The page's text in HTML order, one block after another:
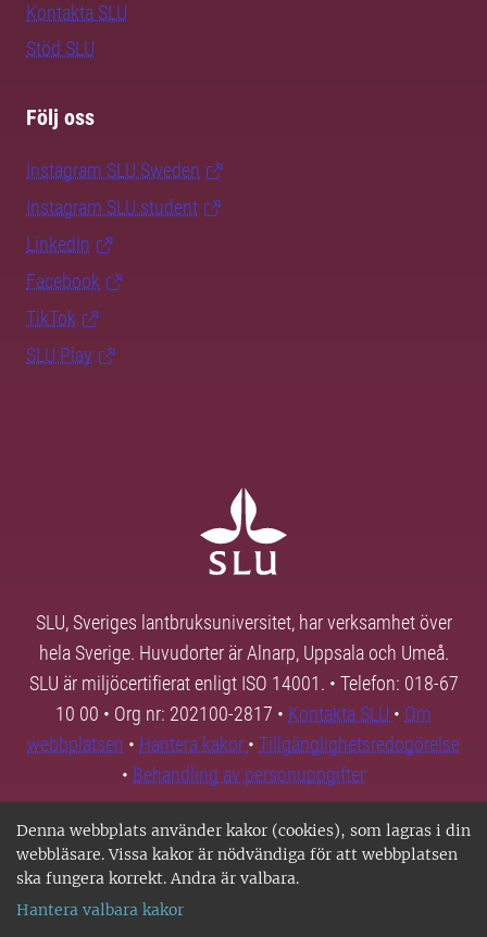
Denna webbplats använder kakor (cookies), som lagras i din
webbläsare. Vissa kakor är nödvändiga för att webbplatsen
ska fungera korrekt. Andra är valbara.
Hantera valbara kakor
Kontakta SLU
Stöd SLU
Följ oss
Instagram SLU.Sweden
Instagram SLU.student
LinkedIn
Facebook
TikTok
SLU Play
SLU, Sveriges lantbruksuniversitet, har verksamhet över
hela Sverige. Huvudorter är Alnarp, Uppsala och Umeå.
SLU är miljöcertifierat enligt ISO 14001. • Telefon: 018-67
10 00 • Org nr: 202100-2817 • Kontakta SLU • Om
webbplatsen • Hantera kakor • Tillgänglighetsredogörelse
• Behandling av personuppgifter